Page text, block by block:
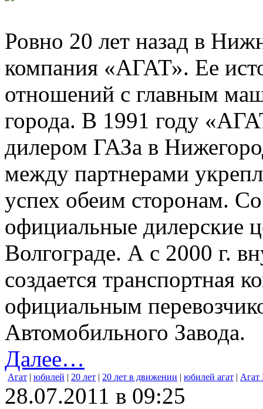
Ровно 20 лет назад в
компания «АГАТ». Ее
отношений с главным
города. В 1991 году
дилером ГАЗа в
между партнерами
успех обеим сторонам.
официальные дилерские
Волгограде. А с 2000 г.
создается транспортная
официальным
Автомобильного Завода.
Далее…
Агат | юбилей | 20 лет | 20 лет в движении | юбилей агат |
28.07.2011 в 09:25